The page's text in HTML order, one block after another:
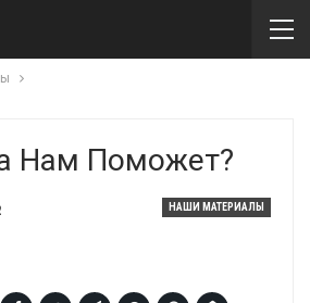
Нам Поможет?
НАШИ МАТЕРИАЛЫ